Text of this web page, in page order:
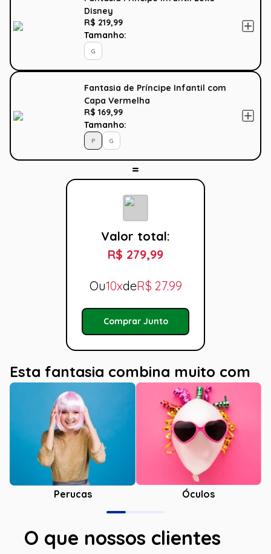
Disney
R$ 219,99
Tamanho:
G
Fantasia de Príncipe Infantil com
Capa Vermelha
R$ 169,99
Tamanho:
P G
Valor total:
R$ 279,99
Ou10xdeR$ 27.99
Comprar Junto
Esta fantasia combina muito com
Perucas Óculos
O que nossos clientes